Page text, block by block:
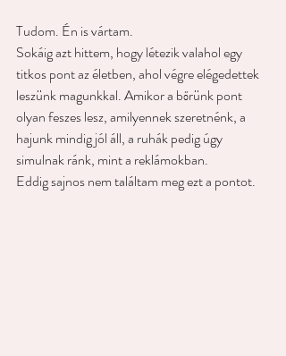
Tudom. Én is vártam.
Sokáig azt hittem, hogy létezik valahol egy
titkos pont az életben, ahol végre elégedettek
leszünk magunkkal. Amikor a bőrünk pont
olyan feszes lesz, amilyennek szeretnénk, a
hajunk mindig jól áll, a ruhák pedig úgy
simulnak ránk, mint a reklámokban.
Eddig sajnos nem találtam meg ezt a pontot.